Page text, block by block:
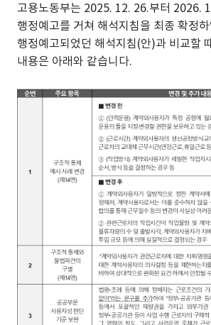
고용노동부는 2025. 12. 26.부터 2026.
행정예고를 거쳐 해석지침을 최종 확정하
행정예고되었던 해석지침(안)과 비교할
내용은 아래와 같습니다.